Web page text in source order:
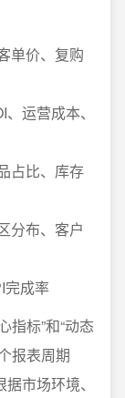
单价、复购
运营成本、
占比、库存
分布、客户
完成率
指标”和“动态
报表周期
市场环境、